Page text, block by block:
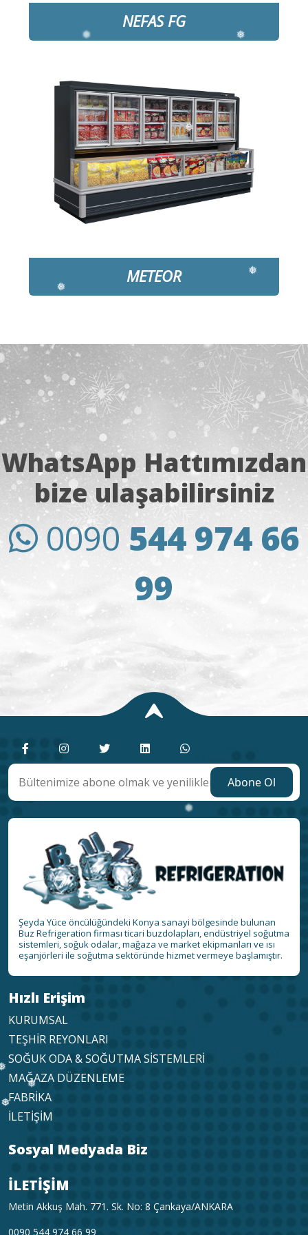
NEFAS FG
METEOR
WhatsApp Hattımızdan
bize ulaşabilirsiniz
0090544 974 66
99
❅
❅
❅
❅
❅
❅
❅
❅
Şeyda Yüce öncülüğündeki Konya sanayi bölgesinde bulunan
Buz Refrigeration firması ticari buzdolapları, endüstriyel soğutma
sistemleri, soğuk odalar, mağaza ve market ekipmanları ve ısı
eşanjörleri ile soğutma sektöründe hizmet vermeye başlamıştır.
Hızlı Erişim
KURUMSAL
TEŞHİR REYONLARI
SOĞUK ODA & SOĞUTMA SİSTEMLERİ
MAĞAZA DÜZENLEME
FABRİKA
İLETİŞİM
Sosyal Medyada Biz
İLETİŞİM
Metin Akkuş Mah. 771. Sk. No: 8 Çankaya/ANKARA
0090 544 974 66 99